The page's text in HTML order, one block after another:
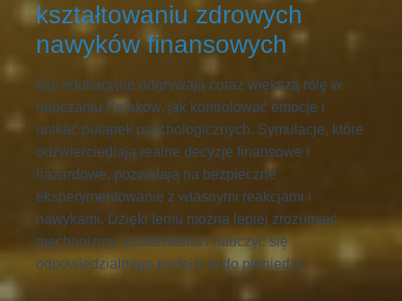
kształtowaniu zdrowych
nawyków finansowych
Gry edukacyjne odgrywają coraz większą rolę w
nauczaniu Polaków, jak kontrolować emocje i
unikać pułapek psychologicznych. Symulacje, które
odzwierciedlają realne decyzje finansowe i
hazardowe, pozwalają na bezpieczne
eksperymentowanie z własnymi reakcjami i
nawykami. Dzięki temu można lepiej zrozumieć
mechanizmy uzależnienia i nauczyć się
odpowiedzialnego podejścia do pieniędzy.